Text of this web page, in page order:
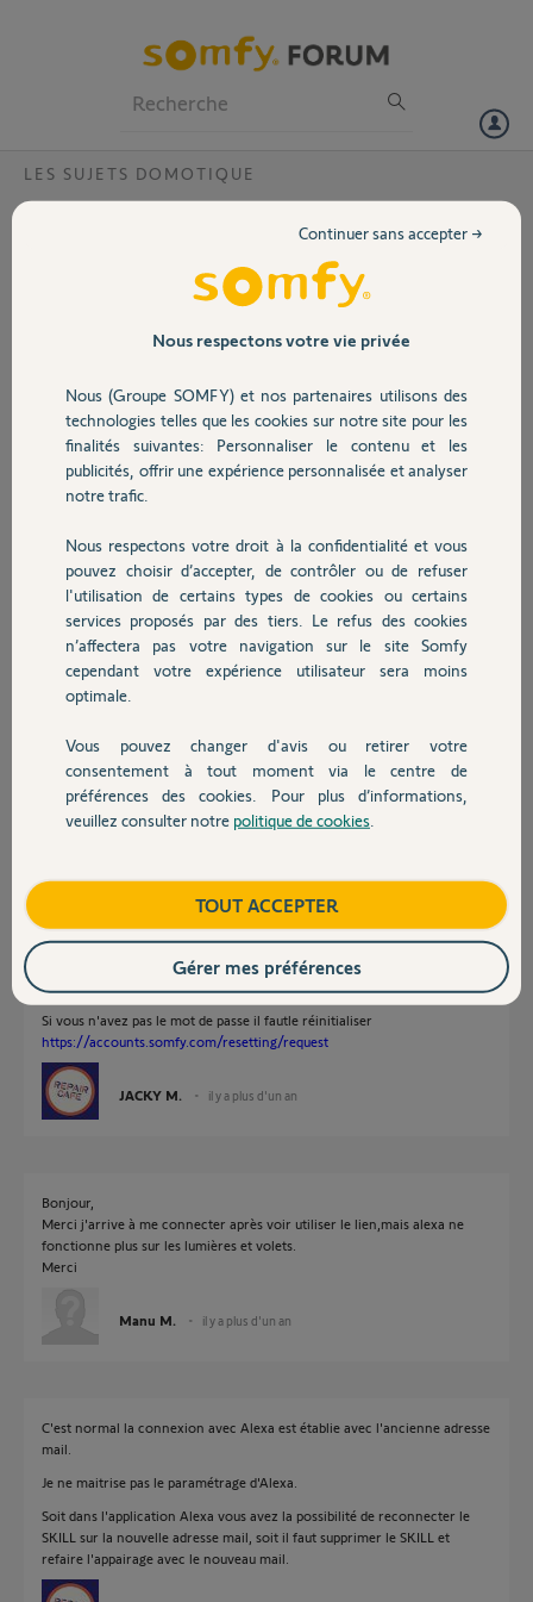
Volet
Sécurité
Domotique
Chauffage
Autres produits
Devis avec un pro
Contact
LES SUJETS DOMOTIQUE
Application tahoma classique ne s'ouvre
Bonjour,
Suite au changement de mon adresse mail sur
ma tahoma classique par un.yellow je n'arrive
classique, j'utilise mon ancienne adresse mail
et mot de passe,on me demande d'activer ma
box puis on me demande mon code pin que je
renseigne et j'ai comme réponse votre box est
déjà activé contacter le forum.somfy.
cette fois ci c'est compte inexistant.
J'ai également essayer sur mon ordinateur
Pouvez vous m'aider
Merci,
il y a plus d'un an
Participer au fil de discussion
Réponses
Il faut utiliser le Mail que le Yello a appliqué a votre demande.
Si vous n'avez pas le mot de passe il fautle réinitialiser
https://accounts.somfy.com/resetting/request
JACKY M. il y a plus d'un an
Bonjour,
Merci j'arrive à me connecter après voir utiliser le lien,mais alexa ne
fonctionne plus sur les lumières et volets.
Merci
Manu M. il y a plus d'un an
C'est normal la connexion avec Alexa est établie avec l'ancienne adresse
mail.
Je ne maitrise pas le paramétrage d'Alexa.
Soit dans l'application Alexa vous avez la possibilité de reconnecter le
SKILL sur la nouvelle adresse mail, soit il faut supprimer le SKILL et
refaire l'appairage avec le nouveau mail.
Nous respectons votre vie privée
Nous (Groupe SOMFY) et nos partenaires utilisons des
technologies telles que les cookies sur notre site pour les
finalités suivantes: Personnaliser le contenu et les
publicités, offrir une expérience personnalisée et analyser
notre trafic.
Nous respectons votre droit à la confidentialité et vous
pouvez choisir d’accepter, de contrôler ou de refuser
l'utilisation de certains types de cookies ou certains
services proposés par des tiers. Le refus des cookies
n’affectera pas votre navigation sur le site Somfy
cependant votre expérience utilisateur sera moins
optimale.
Vous pouvez changer d'avis ou retirer votre
consentement à tout moment via le centre de
préférences des cookies. Pour plus d’informations,
veuillez consulter notre politique de cookies
Continuer sans accepter →
TOUT ACCEPTER
Gérer mes préférences